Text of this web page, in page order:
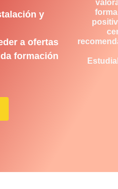
y
a ofertas
formación